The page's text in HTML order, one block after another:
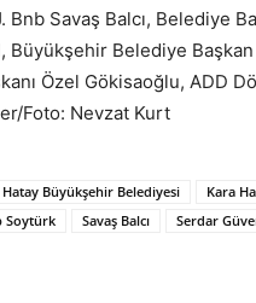
Bnb Savaş Balcı, Belediye
Büyükşehir Belediye
Özel Gökisaoğlu, ADD
Foto: Nevzat Kurt
Hatay Büyükşehir Belediyesi Kara
Soytürk Savaş Balcı Serdar